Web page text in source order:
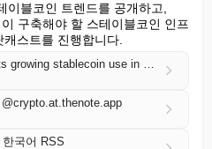
블코인 트렌드를 공개하고,
구축해야 할 스테이블코인 인프
스트를 진행합니다.
Changelly report highlights growing stablecoin use in everyday spending ahead of May 15 infrastructure discussion
국어 RSS